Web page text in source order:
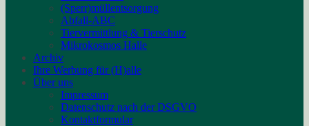
(Sperr)müllentsorgung
Abfall-ABC
Tiervermittlung & Tierschutz
Mikrokosmos Halle
Archiv
Ihre Werbung für (H)alle
Über uns
Impressum
Datenschutz nach der DSGVO
Kontaktformular